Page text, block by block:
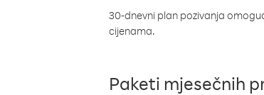
30-dnevni plan pozivanja
cijenama.
Paketi mjesečnih